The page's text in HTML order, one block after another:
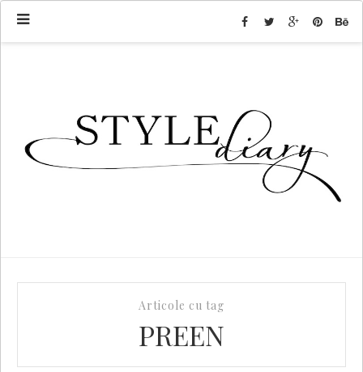
Articole cu tag
PREEN